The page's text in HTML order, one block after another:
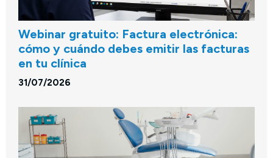
Webinar gratuito: Factura electrónica:
cómo y cuándo debes emitir las facturas
en tu clínica
31/07/2026